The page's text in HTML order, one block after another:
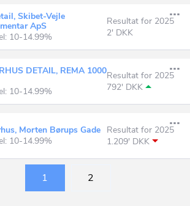
Skibet-Vejle
ApS
10-14.99%
Resultat for 2025
2' DKK
DETAIL, REMA 1000
10-14.99%
Resultat for 2025
792' DKK
Morten Børups Gade
10-14.99%
Resultat for 2025
1.209' DKK
1 2